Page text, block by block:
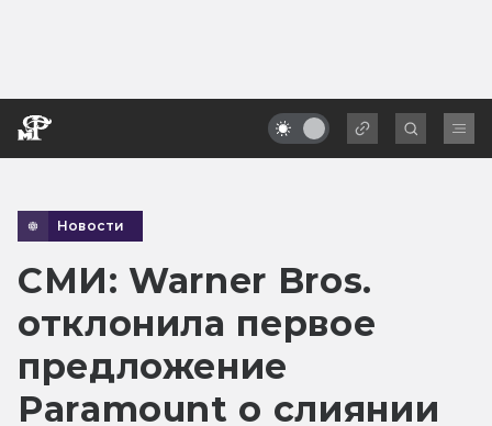
Новости
СМИ: Warner Bros.
отклонила первое
предложение
Paramount о слиянии